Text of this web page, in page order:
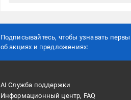
Подписывайтесь, чтобы узнавать
об акцияx и предложениях:
AI Служба поддержки
Информационный центр, FAQ